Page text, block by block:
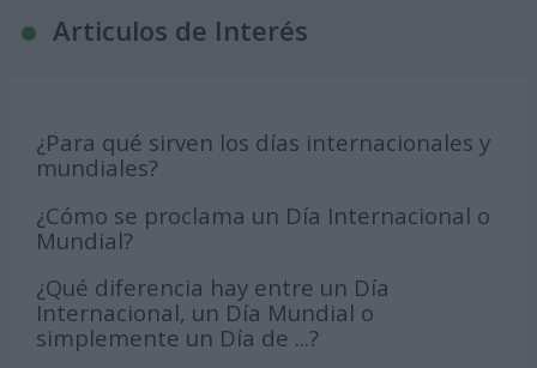
Articulos de Interés
¿Para qué sirven los días internacionales y
mundiales?
¿Cómo se proclama un Día Internacional o
Mundial?
¿Qué diferencia hay entre un Día
Internacional, un Día Mundial o
simplemente un Día de ...?